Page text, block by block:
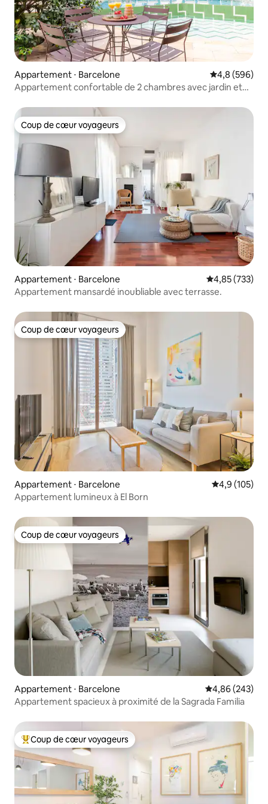
Appartement ⋅ Barcelone Évaluation
4,8 (596)
Appartement confortable de 2 chambres avec jardin et
Coup de cœur voyageurs
Coup de cœur voyageurs
Appartement ⋅ Barcelone Évaluation
4,85 (733)
Appartement mansardé inoubliable avec terrasse.
Coup de cœur voyageurs
Coup de cœur voyageurs
Appartement ⋅ Barcelone Évaluation
4,9 (105)
Appartement lumineux à El Born
Coup de cœur voyageurs
Coup de cœur voyageurs
Appartement ⋅ Barcelone Évaluation
4,86 (243)
Appartement spacieux à proximité de la Sagrada Familia
Coups de cœur voyageurs les plus appréciés
Coup de cœur voyageurs